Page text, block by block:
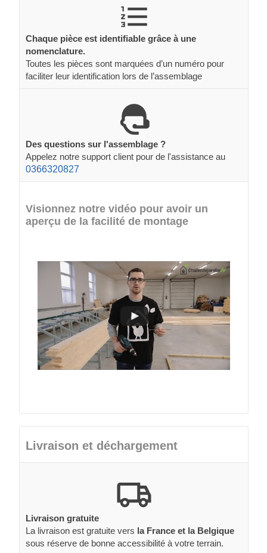
Chaque pièce est identifiable grâce à une
nomenclature.
Toutes les pièces sont marquées d’un numéro pour
faciliter leur identification lors de l’assemblage
Des questions sur l'assemblage ?
Appelez notre support client pour de l'assistance au
0366320827
Visionnez notre vidéo pour avoir un
aperçu de la facilité de montage
Livraison et déchargement
Livraison gratuite
La livraison est gratuite vers la France et la Belgique
sous réserve de bonne accessibilité à votre terrain.